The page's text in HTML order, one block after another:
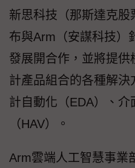
新思科技（那斯達克股
布與Arm（安謀科技）
發展開合作，並將提
計產品組合的各種解
計自動化（EDA）、
（HAV）。
Arm雲端人工智慧事業